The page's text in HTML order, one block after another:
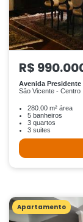
R$
Avenida Presidente
São Vicente - Centro
280.00 m² área
5 banheiros
3 quartos
3 suites
Apartamento